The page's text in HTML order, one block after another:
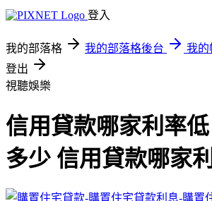
登入
我的部落格 我的部落格後台
我的
登出
視聽娛樂
信用貸款哪家利率
多少 信用貸款哪家